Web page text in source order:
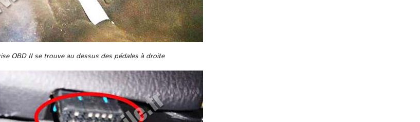
OBD II se trouve au dessus des pédales à droite